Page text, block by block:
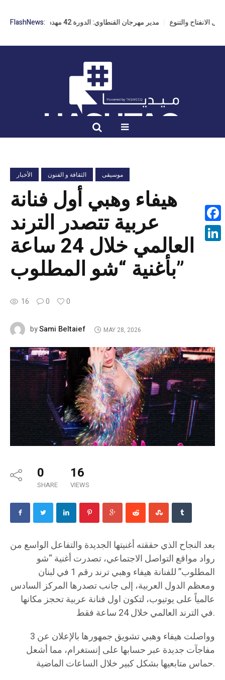
FlashNews: مدير مهرجان القنطاوي: الدورة 42 مهددة بسبب تأخر التراخيص
الأخبار الثقافة و الفنون موسيقى
هيفاء وهبي أول فنانة
عربية تتصدر الترند
العالمي خلال 24 ساعة
بأغنية “شو المطلوب”
16 0 0
bySami Beltaief MAY 28, 2026
0
SHARE
16
VIEWS
بعد النجاح الذي حققته أغنيتها الجديدة والتفاعل الواسع من
رواد مواقع التواصل الاجتماعي، تصدرت أغنية “شو
المطلوب” للفنانة هيفاء وهبي ترند رقم 1 في لبنان
ومعظم الدول العربية، إلى جانب تصدرها المركز السادس
عالمياً على يوتيوب، لتكون اول فنانة عربية تحجز مكانها
في الترند العالمي خلال 24 ساعة فقط.
وواصلت هيفاء وهبي تشويق جمهورها بالإعلان عن 3
مفاجآت جديدة عبر حسابها على إنستغرام، مما أشعل
حماس متابعيها بشكل كبير خلال الساعات الماضية.